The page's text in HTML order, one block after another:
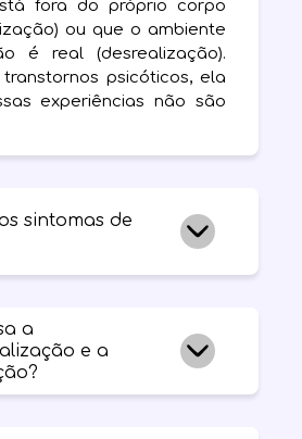
fora do próprio corpo
ou que o ambiente
é real (desrealização).
psicóticos, ela
experiências não são
sintomas de
de si mesma, robótica,
ou como se assistisse à
fora. Na desrealização, o
distorcido, embaçado,
a
e a